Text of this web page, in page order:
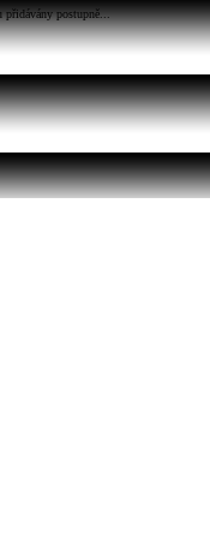
přidávány postupně...